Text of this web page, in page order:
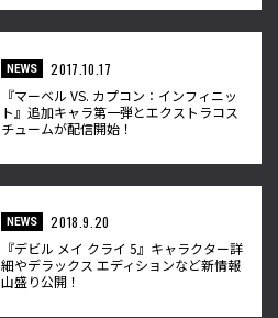
NEWS
2017.10.17
『マーベル VS. カプコン：インフィニッ
ト』追加キャラ第一弾とエクストラコス
チュームが配信開始！
NEWS
2018.9.20
『デビル メイ クライ 5』キャラクター詳
細やデラックス エディションなど新情報
山盛り公開！